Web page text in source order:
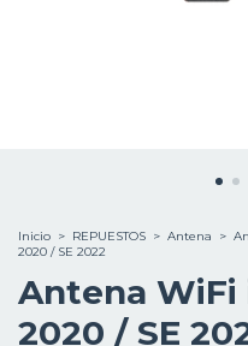
Inicio > REPUESTOS > Antena >
2020 / SE 2022
Antena WiFi
2020 / SE